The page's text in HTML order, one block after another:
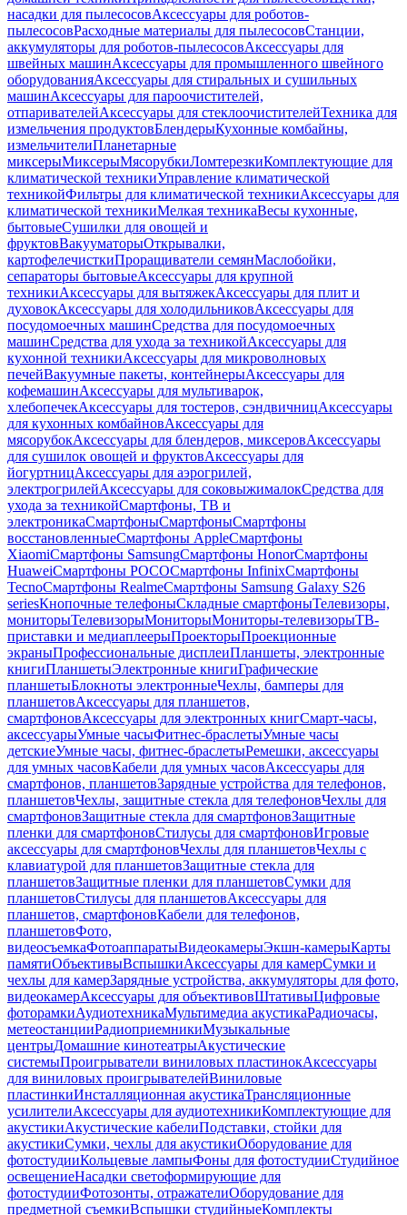
насадки для пылесосовАксессуары для роботов-
пылесосовРасходные материалы для пылесосовСтанции,
аккумуляторы для роботов-пылесосовАксессуары для
швейных машинАксессуары для промышленного швейного
оборудованияАксессуары для стиральных и сушильных
машинАксессуары для пароочистителей,
отпаривателейАксессуары для стеклоочистителейТехника для
измельчения продуктовБлендерыКухонные комбайны,
измельчителиПланетарные
миксерыМиксерыМясорубкиЛомтерезкиКомплектующие для
климатической техникиУправление климатической
техникойФильтры для климатической техникиАксессуары для
климатической техникиМелкая техникаВесы кухонные,
бытовыеСушилки для овощей и
фруктовВакууматорыОткрывалки,
картофелечисткиПроращиватели семянМаслобойки,
сепараторы бытовыеАксессуары для крупной
техникиАксессуары для вытяжекАксессуары для плит и
духовокАксессуары для холодильниковАксессуары для
посудомоечных машинСредства для посудомоечных
машинСредства для ухода за техникойАксессуары для
кухонной техникиАксессуары для микроволновых
печейВакуумные пакеты, контейнерыАксессуары для
кофемашинАксессуары для мультиварок,
хлебопечекАксессуары для тостеров, сэндвичницАксессуары
для кухонных комбайновАксессуары для
мясорубокАксессуары для блендеров, миксеровАксессуары
для сушилок овощей и фруктовАксессуары для
йогуртницАксессуары для аэрогрилей,
электрогрилейАксессуары для соковыжималокСредства для
ухода за техникойСмартфоны, ТВ и
электроникаСмартфоныСмартфоныСмартфоны
восстановленныеСмартфоны AppleСмартфоны
XiaomiСмартфоны SamsungСмартфоны HonorСмартфоны
HuaweiСмартфоны POCOСмартфоны InfinixСмартфоны
TecnoСмартфоны RealmeСмартфоны Samsung Galaxy S26
seriesКнопочные телефоныСкладные смартфоныТелевизоры,
мониторыТелевизорыМониторыМониторы-телевизорыТВ-
приставки и медиаплеерыПроекторыПроекционные
экраныПрофессиональные дисплеиПланшеты, электронные
книгиПланшетыЭлектронные книгиГрафические
планшетыБлокноты электронныеЧехлы, бамперы для
планшетовАксессуары для планшетов,
смартфоновАксессуары для электронных книгСмарт-часы,
аксессуарыУмные часыФитнес-браслетыУмные часы
детскиеУмные часы, фитнес-браслетыРемешки, аксессуары
для умных часовКабели для умных часовАксессуары для
смартфонов, планшетовЗарядные устройства для телефонов,
планшетовЧехлы, защитные стекла для телефоновЧехлы для
смартфоновЗащитные стекла для смартфоновЗащитные
пленки для смартфоновСтилусы для смартфоновИгровые
аксессуары для смартфоновЧехлы для планшетовЧехлы с
клавиатурой для планшетовЗащитные стекла для
планшетовЗащитные пленки для планшетовСумки для
планшетовСтилусы для планшетовАксессуары для
планшетов, смартфоновКабели для телефонов,
планшетовФото,
видеосъемкаФотоаппаратыВидеокамерыЭкшн-камерыКарты
памятиОбъективыВспышкиАксессуары для камерСумки и
чехлы для камерЗарядные устройства, аккумуляторы для фото,
видеокамерАксессуары для объективовШтативыЦифровые
фоторамкиАудиотехникаМультимедиа акустикаРадиочасы,
метеостанцииРадиоприемникиМузыкальные
центрыДомашние кинотеатрыАкустические
системыПроигрыватели виниловых пластинокАксессуары
для виниловых проигрывателейВиниловые
пластинкиИнсталляционная акустикаТрансляционные
усилителиАксессуары для аудиотехникиКомплектующие для
акустикиАкустические кабелиПодставки, стойки для
акустикиСумки, чехлы для акустикиОборудование для
фотостудииКольцевые лампыФоны для фотостудииСтудийное
освещениеНасадки светоформирующие для
фотостудииФотозонты, отражателиОборудование для
предметной съемкиВспышки студийныеКомплекты